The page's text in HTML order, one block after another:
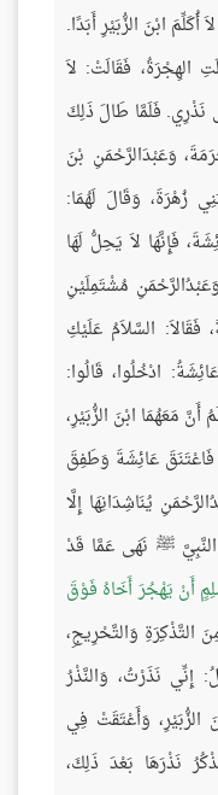
ابْنَ الزُّبَيْرِ أَبَدًا.
الهِجْرَةُ، فَقَالَتْ: لاَ
نَذْرِي. فَلَمَّا طَالَ ذَلِكَ
وَعَبْدَالرَّحْمَنِ بْنَ
زُهْرَةَ، وَقَالَ لَهُمَا:
فَإِنَّهَا لاَ يَحِلُّ لَهَا
مُشْتَمِلَيْنِ
فَقَالاَ: السَّلاَمُ عَلَيْكِ
ادْخُلُوا، قَالُوا:
أَنَّ مَعَهُمَا ابْنَ الزُّبَيْرِ،
فَاعْتَنَقَ عَائِشَةَ وَطَفِقَ
يُنَاشِدَانِهَا إِلَّا
النَّبِيَّ ﷺ نَهَى عَمَّا قَدْ
أَنْ يَهْجُرَ أَخَاهُ فَوْقَ
التَّذْكِرَةِ وَالتَّحْرِيجِ،
إِنِّي نَذَرْتُ، وَالنَّذْرُ
الزُّبَيْرِ، وَأَعْتَقَتْ فِي
نَذْرَهَا بَعْدَ ذَلِكَ،